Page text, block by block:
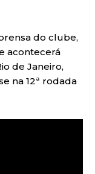
do clube,
acontecerá
de Janeiro,
na 12ª rodada